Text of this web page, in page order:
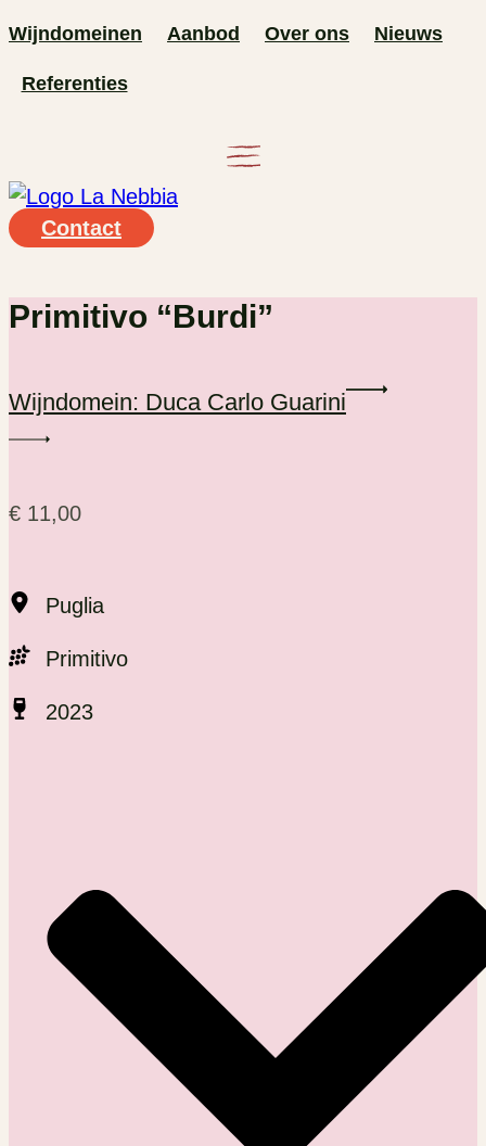
Ga
de
Wijndomeinen Aanbod Over ons Nieuws
Referenties
Contact
Primitivo “Burdi”
Wijndomein: Duca Carlo Guarini
€ 11,00
Puglia
Primitivo
2023